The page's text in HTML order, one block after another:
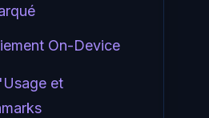
On-Device
et